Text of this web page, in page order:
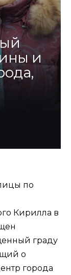
и
по
Кирилла в
граду
о
города